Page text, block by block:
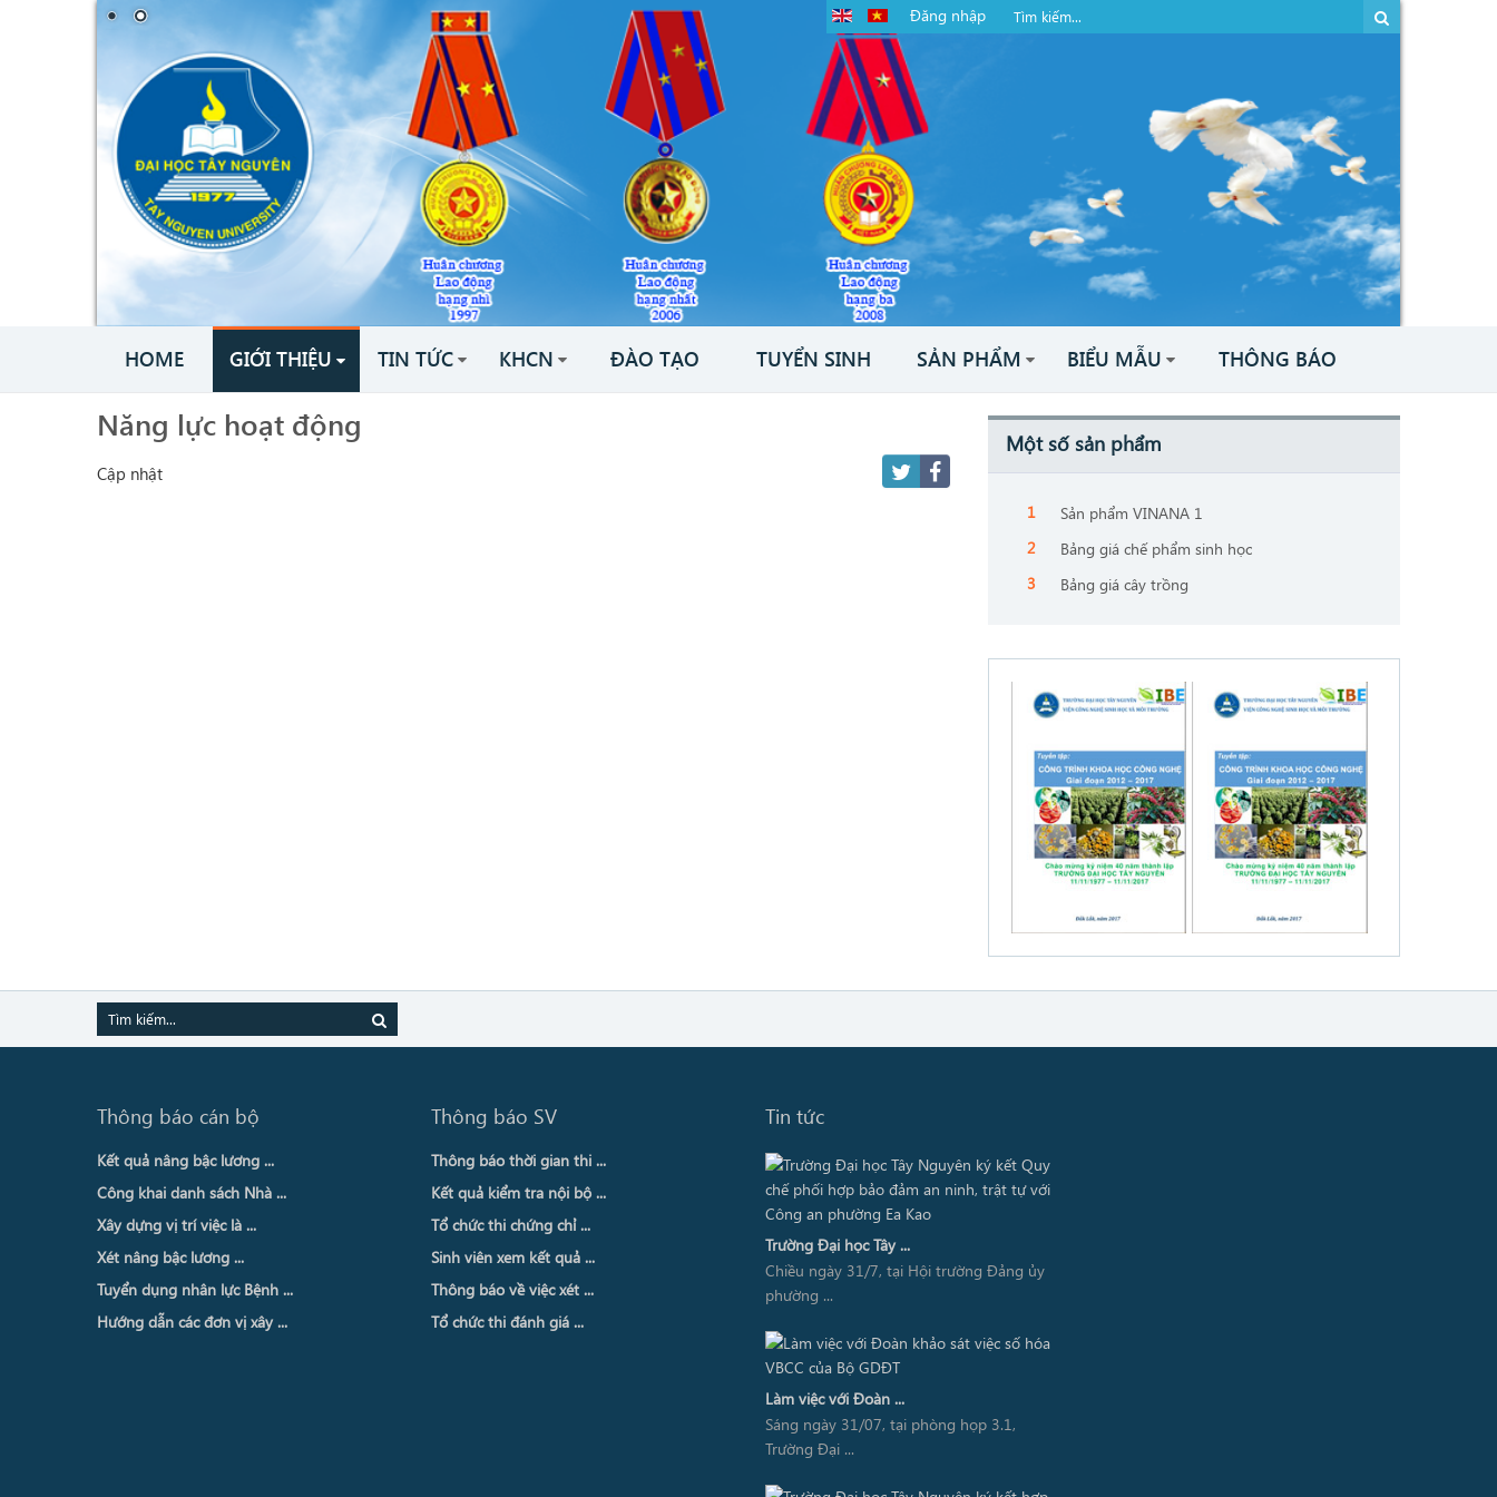
Đăng nhập
HOME GIỚI THIỆU TIN TỨC KHCN ĐÀO TẠO TUYỂN SINH SẢN PHẨM BIỂU MẪU THÔNG BÁO
Năng lực hoạt động
Cập nhật
Một số sản phẩm
Sản phẩm VINANA 1
Bảng giá chế phẩm sinh học
Bảng giá cây trồng
Thông báo cán bộ
Kết quả nâng bậc lương ...
Công khai danh sách Nhà ...
Xây dựng vị trí việc là ...
Xét nâng bậc lương ...
Tuyển dụng nhân lực Bệnh ...
Hướng dẫn các đơn vị xây ...
Thông báo SV
Thông báo thời gian thi ...
Kết quả kiểm tra nội bộ ...
Tổ chức thi chứng chỉ ...
Sinh viên xem kết quả ...
Thông báo về việc xét ...
Tổ chức thi đánh giá ...
Tin tức
Trường Đại học Tây ...
Chiều ngày 31/7, tại Hội trường Đảng ủy
phường ...
Làm việc với Đoàn ...
Sáng ngày 31/07, tại phòng họp 3.1,
Trường Đại ...